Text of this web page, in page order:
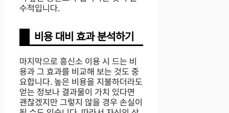
수적입니다.
비용 대비 효과 분석하기
마지막으로 흥신소 이용 시 드는 비
용과 그 효과를 비교해 보는 것도 중
요합니다. 높은 비용을 지불하더라도
얻는 정보나 결과물이 가치 있다면
괜찮겠지만 그렇지 않을 경우 손실이